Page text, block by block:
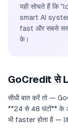
यही सोचते हैं कि
smart AI
fast और सबसे
के।
GoCredit से
सीधी बात करें तो —
**24 से 48 घंटों** के
भी faster होता है —